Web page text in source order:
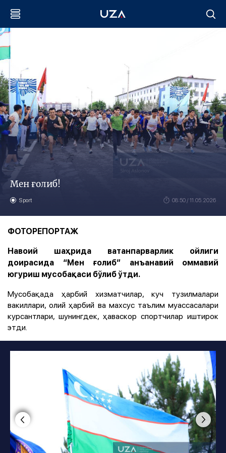
Мен ғолиб!
Sport 08:50 / 11.05.2026
ФОТОРЕПОРТАЖ
Навоий шаҳрида ватанпарварлик ойлиги
доирасида “Мен ғолиб” анъанавий оммавий
югуриш мусобақаси бўлиб ўтди.
Мусобақада ҳарбий хизматчилар, куч тузилмалари
вакиллари, олий ҳарбий ва махсус таълим муассасалари
курсантлари, шунингдек, ҳаваскор спортчилар иштирок
этди.